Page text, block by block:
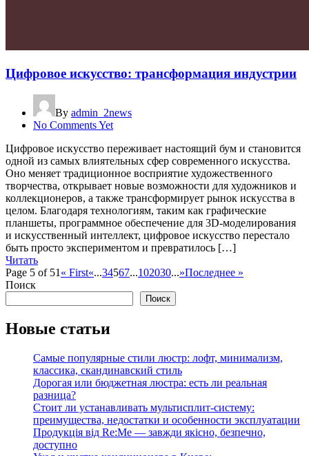
Цифровое искусство: трансформация индустрии
By admin_2news
No Comments Yet
Цифровое искусство переживает настоящий бум и становится
одной из самых влиятельных сфер современного искусства.
Оно меняет традиционное восприятие художественного
творчества, открывает новые возможности для художников и
коллекционеров, а также трансформирует рынок искусства в
целом. Благодаря технологиям, таким как графические
планшеты, программное обеспечение для 3D-моделирования
и искусственный интеллект, цифровое искусство перестало
быть просто экспериментом и превратилось […]
Читать
Page 5 of 51 « First«...34567...102030...»Последнее »
Поиск
Поиск
Новые статьи
Самые популярные стили люстр: лофт, минимализм,
классика, скандинавский стиль
Дорогая или бюджетная люстра: есть ли реальная
разница?
Стоит ли устанавливать мультисплит-систему:
преимущества, недостатки и особенности эксплуатации
Продукція від Re:Me — завжди якісно, безпечно,
доступно